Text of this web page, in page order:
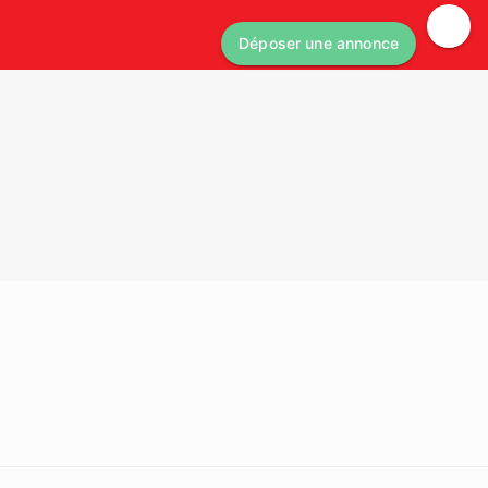
Déposer une annonce